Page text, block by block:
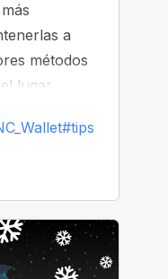
a
métodos
lugar
la
la cartera
#tips